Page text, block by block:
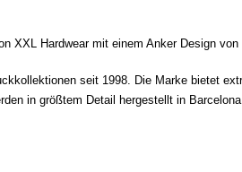
XXL Hardwear mit einem Anker Design
seit 1998. Die Marke bietet
in größtem Detail hergestellt in